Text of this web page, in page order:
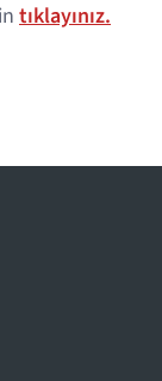
tıklayınız.